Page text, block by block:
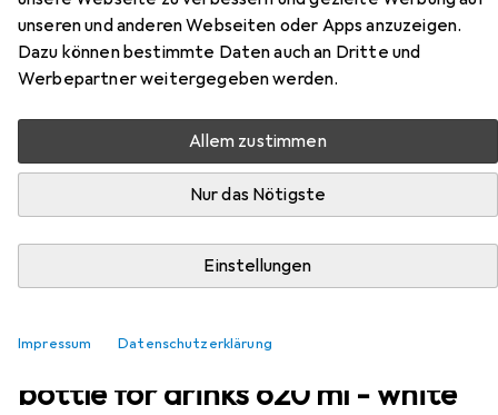
unseren und anderen Webseiten oder Apps anzuzeigen.
Dazu können bestimmte Daten auch an Dritte und
Werbepartner weitergegeben werden.
Allem zustimmen
Nur das Nötigste
Einstellungen
Impressum Datenschutzerklärung
thermal bottle for drinks 620 ml -
white
0.62 l
35210029006 bicycle thermal
bottle for drinks 620 ml - white